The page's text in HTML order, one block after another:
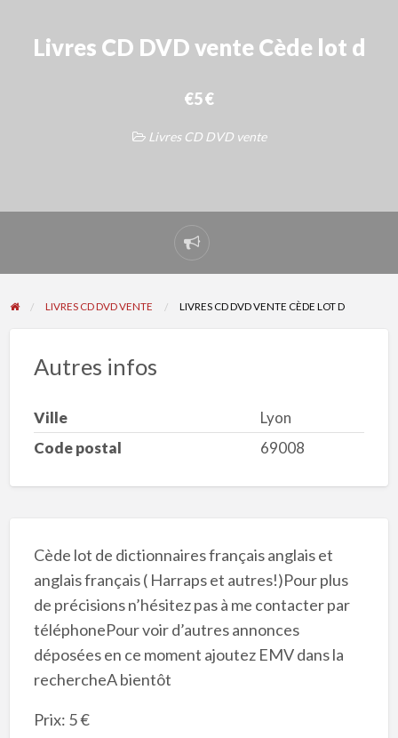
Livres CD DVD vente Cède lot d
€5 €
Livres CD DVD vente
Signaler
un
problème
LIVRES CD DVD VENTE LIVRES CD DVD VENTE CÈDE LOT D
Autres infos
Ville
Lyon
Code postal
69008
Cède lot de dictionnaires français anglais et
anglais français ( Harraps et autres!)Pour plus
de précisions n’hésitez pas à me contacter par
téléphonePour voir d’autres annonces
déposées en ce moment ajoutez EMV dans la
rechercheA bientôt
Prix: 5 €